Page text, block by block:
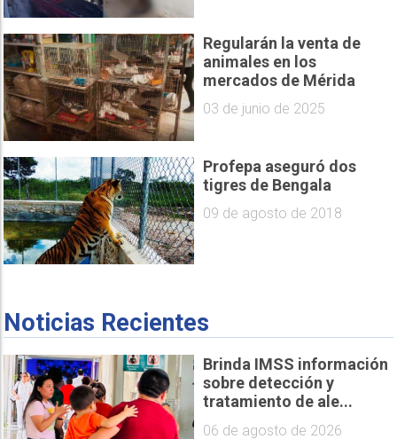
Regularán la venta de
animales en los
mercados de Mérida
03 de junio de 2025
Profepa aseguró dos
tigres de Bengala
09 de agosto de 2018
Noticias Recientes
Brinda IMSS información
sobre detección y
tratamiento de ale...
06 de agosto de 2026